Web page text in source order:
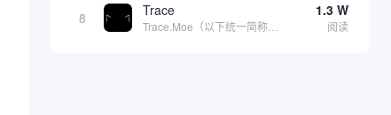
8 Trace 1.3 W
阅读